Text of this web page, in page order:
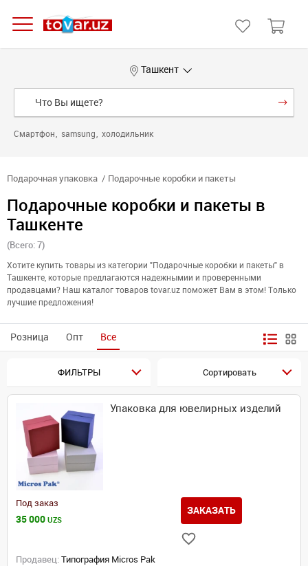
Ташкент
Смартфон samsung холодильник
Подарочная упаковка Подарочные коробки и пакеты
Подарочные коробки и пакеты в
Ташкенте
(Всего: 7)
Хотите купить товары из категории "Подарочные коробки и пакеты" в
Ташкенте, которые предлагаются надежнымии и проверенными
продавцами? Наш каталог товаров tovar.uz поможет Вам в этом! Только
лучшие предложения!
Розница Опт Все
ФИЛЬТРЫ Сортировать
Упаковка для ювелирных изделий
Под заказ
35 000 UZS
ЗАКАЗАТЬ
Продавец: Типография Micros Pak